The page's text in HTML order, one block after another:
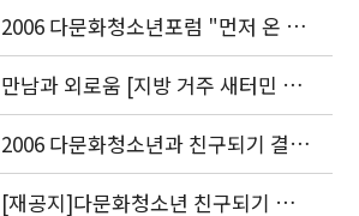
2006 다문화청소년포럼 "먼저 온 미
래" 개최 안내
만남과 외로움 [지방 거주 새터민 청
소년의 적응과 과제] 세미나.
2006 다문화청소년과 친구되기 결과
발표 안내
[재공지]다문화청소년 친구되기 공